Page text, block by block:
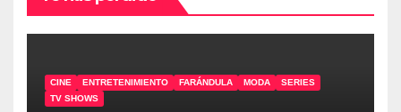
CINE ENTRETENIMIENTO FARÁNDULA MODA
SERIES
TV SHOWS